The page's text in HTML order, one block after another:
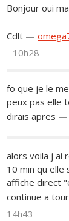
Bonjour oui
Cdlt —
- 10h28
fo que je le
peux pas elle
dirais apres
alors voila j ai
10 min qu elle
affiche direct
continue a
14h43